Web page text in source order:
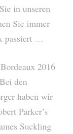
in unseren
Sie immer
passiert …
2016
den
haben wir
Parker’s
Suckling